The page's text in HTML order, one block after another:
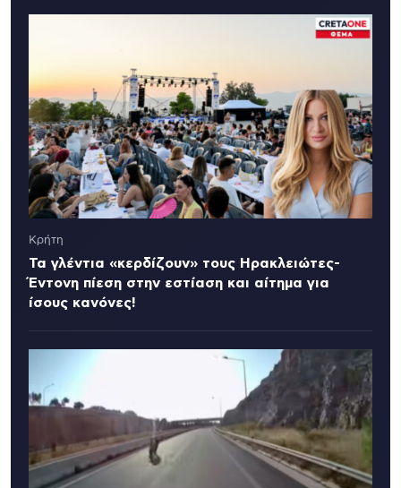
Κρήτη
Τα γλέντια «κερδίζουν» τους Ηρακλειώτες-
Έντονη πίεση στην εστίαση και αίτημα για
ίσους κανόνες!